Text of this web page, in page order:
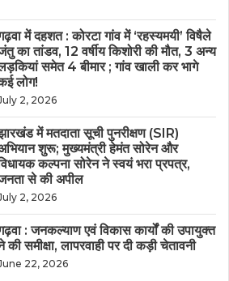
में दहशत : कोरटा गांव में ‘रहस्यमयी’ विषैले
का तांडव, 12 वर्षीय किशोरी की मौत, 3 अन्य
समेत 4 बीमार ; गांव खाली कर भागे
लोग!
2, 2026
में मतदाता सूची पुनरीक्षण (SIR)
शुरू; मुख्यमंत्री हेमंत सोरेन और
कल्पना सोरेन ने स्वयं भरा प्रपत्र,
से की अपील
2, 2026
: जनकल्याण एवं विकास कार्यों की उपायुक्त
की समीक्षा, लापरवाही पर दी कड़ी चेतावनी
22, 2026